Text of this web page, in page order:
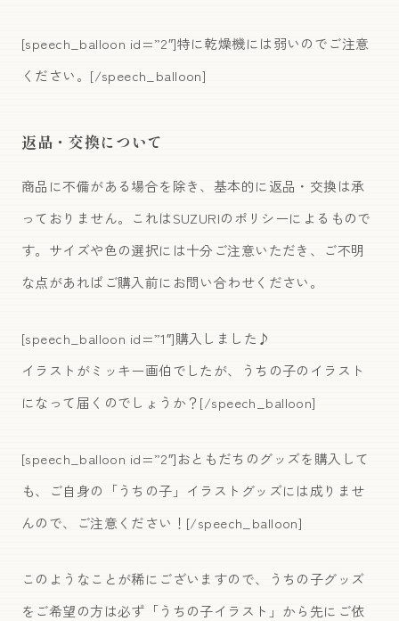
[speech_balloon id=”2″]特に乾燥機には弱いのでご注意
ください。[/speech_balloon]
返品・交換について
商品に不備がある場合を除き、基本的に返品・交換は承
っておりません。これはSUZURIのポリシーによるもので
す。サイズや色の選択には十分ご注意いただき、ご不明
な点があればご購入前にお問い合わせください。
[speech_balloon id=”1″]購入しました♪
イラストがミッキー画伯でしたが、うちの子のイラスト
になって届くのでしょうか？[/speech_balloon]
[speech_balloon id=”2″]おともだちのグッズを購入して
も、ご自身の「うちの子」イラストグッズには成りませ
んので、ご注意ください！[/speech_balloon]
このようなことが稀にございますので、うちの子グッズ
をご希望の方は必ず「うちの子イラスト」から先にご依